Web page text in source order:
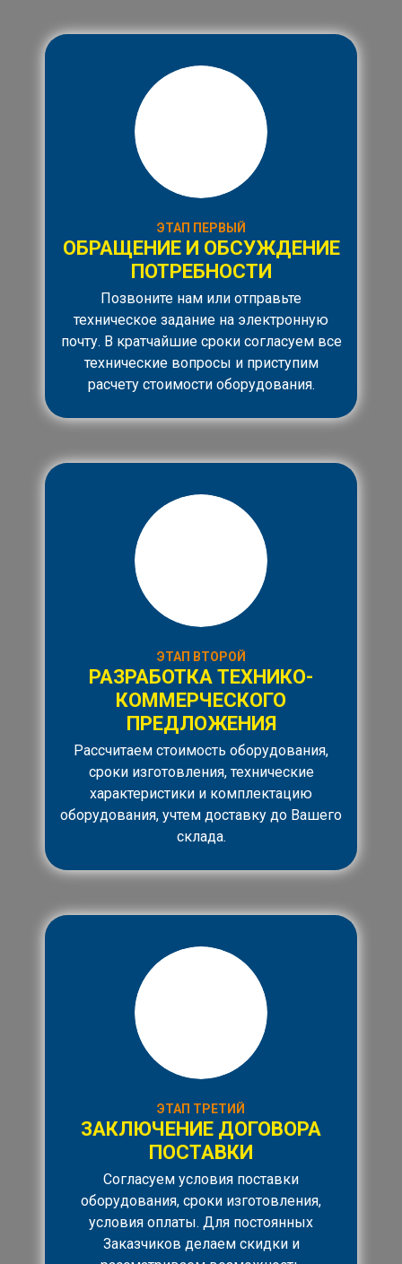
ЭТАП ПЕРВЫЙ
ОБРАЩЕНИЕ И ОБСУЖДЕНИЕ
ПОТРЕБНОСТИ
Позвоните нам или отправьте
техническое задание на электронную
почту. В кратчайшие сроки согласуем все
технические вопросы и приступим
расчету стоимости оборудования.
ЭТАП ВТОРОЙ
РАЗРАБОТКА ТЕХНИКО-
КОММЕРЧЕСКОГО
ПРЕДЛОЖЕНИЯ
Рассчитаем стоимость оборудования,
сроки изготовления, технические
характеристики и комплектацию
оборудования, учтем доставку до Вашего
склада.
ЭТАП ТРЕТИЙ
ЗАКЛЮЧЕНИЕ ДОГОВОРА
ПОСТАВКИ
Согласуем условия поставки
оборудования, сроки изготовления,
условия оплаты. Для постоянных
Заказчиков делаем скидки и